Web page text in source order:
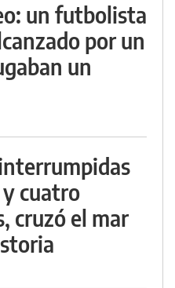
un futbolista
por un
un
cuatro
cruzó el mar